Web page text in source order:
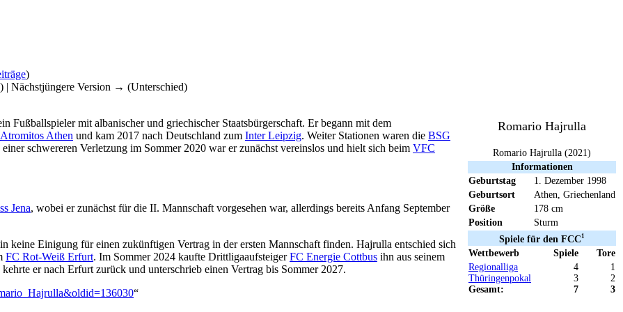
)
| Nächstjüngere Version → (Unterschied)
Romario Hajrulla
Romario Hajrulla (2021)
Informationen
Geburtstag
1. Dezember 1998
Geburtsort
Athen, Griechenland
Größe
178 cm
Position
Sturm
Spiele für den FCC1
Wettbewerb Spiele
Tore
Regionalliga
Thüringenpokal
Gesamt:
4
3
7
1
2
3
Fußballspieler mit albanischer und griechischer Staatsbürgerschaft. Er begann mit dem
Atromitos Athen und kam 2017 nach Deutschland zum Inter Leipzig. Weiter Stationen waren die BSG
einer schwereren Verletzung im Sommer 2020 war er zunächst vereinslos und hielt sich beim VFC
Jena, wobei er zunächst für die II. Mannschaft vorgesehen war, allerdings bereits Anfang September
keine Einigung für einen zukünftigen Vertrag in der ersten Mannschaft finden. Hajrulla entschied sich
FC Rot-Weiß Erfurt. Im Sommer 2024 kaufte DrittligaaufsteigerFC Energie Cottbus ihn aus seinem
er nach Erfurt zurück und unterschrieb einen Vertrag bis Sommer 2027.
“